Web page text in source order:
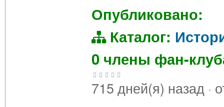
Опубликовано:
Каталог:
0 члены фан-
715 дней(я) назад ·